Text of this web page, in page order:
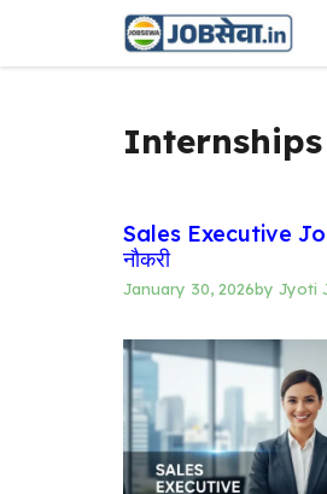
content
Internships
Sales Executive
नौकरी
January 30, 2026by Jyoti